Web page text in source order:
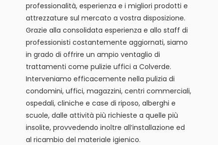
professionalità, esperienza e i migliori prodotti e
attrezzature sul mercato a vostra disposizione.
Grazie alla consolidata esperienza e allo staff di
professionisti costantemente aggiornati, siamo
in grado di offrire un ampio ventaglio di
trattamenti come pulizie uffici a Colverde.
Interveniamo efficacemente nella pulizia di
condomini, uffici, magazzini, centri commerciali,
ospedali, cliniche e case di riposo, alberghi e
scuole, dalle attività più richieste a quelle più
insolite, provvedendo inoltre all’installazione ed
al ricambio del materiale igienico.